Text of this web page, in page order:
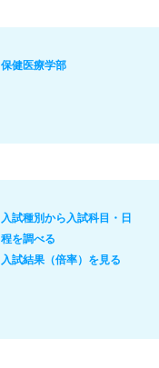
保健医療学部
入試種別から入試科目・日
程を調べる
入試結果（倍率）を見る